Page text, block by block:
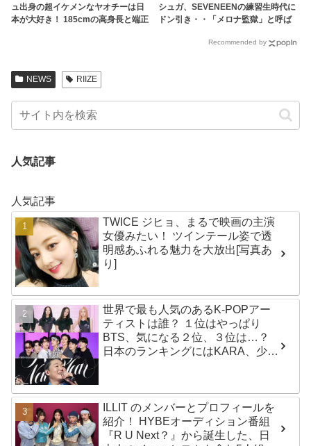
ュ出身の超イケメンなヤオチーは日
本が大好き！ 185cmの高身長と端正
シュガ、SEVENEENの練習生時代に
ドン引き・・「メロナ監獄」と呼ば
Recommended by
NEWS RIIZE
人気記事
人気記事
TWICE ジヒョ、まるで映画の主演
女優みたい！ ツインテール姿で透
明感あふれる魅力を大放出[写真あ
り]
世界で最も人気のあるK-POPアー
ティストは誰？ １位はやっぱり
BTS、気になる２位、３位は…？
日本のランキングにはKARA、少女
ILLIT のメンバーとプロフィールを
紹介！ HYBEオーディション番組
『R U Next？』から誕生した、日